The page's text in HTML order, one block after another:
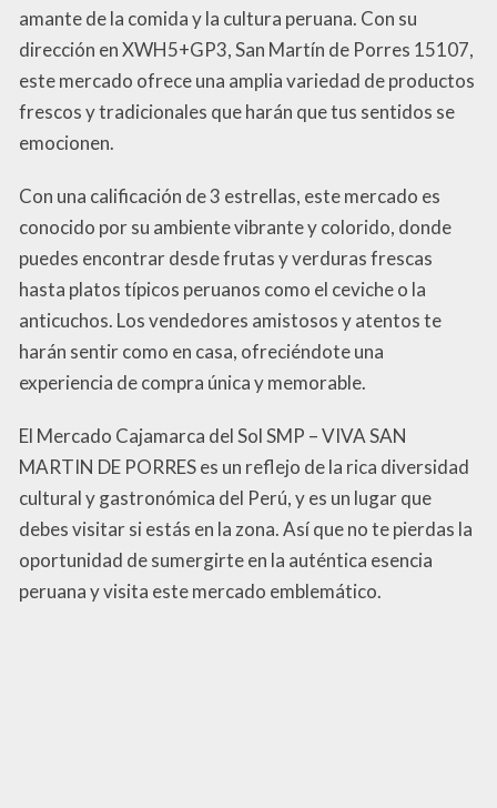
amante de la comida y la cultura peruana. Con su
dirección en XWH5+GP3, San Martín de Porres 15107,
este mercado ofrece una amplia variedad de productos
frescos y tradicionales que harán que tus sentidos se
emocionen.
Con una calificación de 3 estrellas, este mercado es
conocido por su ambiente vibrante y colorido, donde
puedes encontrar desde frutas y verduras frescas
hasta platos típicos peruanos como el ceviche o la
anticuchos. Los vendedores amistosos y atentos te
harán sentir como en casa, ofreciéndote una
experiencia de compra única y memorable.
El Mercado Cajamarca del Sol SMP – VIVA SAN
MARTIN DE PORRES es un reflejo de la rica diversidad
cultural y gastronómica del Perú, y es un lugar que
debes visitar si estás en la zona. Así que no te pierdas la
oportunidad de sumergirte en la auténtica esencia
peruana y visita este mercado emblemático.